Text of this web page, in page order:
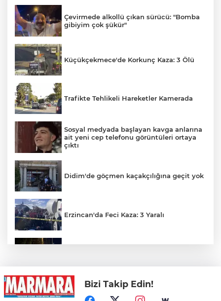
Çevirmede alkollü çıkan sürücü: "Bomba
gibiyim çok şükür"
Küçükçekmece'de Korkunç Kaza: 3 Ölü
Trafikte Tehlikeli Hareketler Kamerada
Sosyal medyada başlayan kavga anlarına
ait yeni cep telefonu görüntüleri ortaya
çıktı
Didim'de göçmen kaçakçılığına geçit yok
Erzincan'da Feci Kaza: 3 Yaralı
Gümüşhane’de 3 Ev Alevlere Teslim Oldu
Bizi Takip Edin!